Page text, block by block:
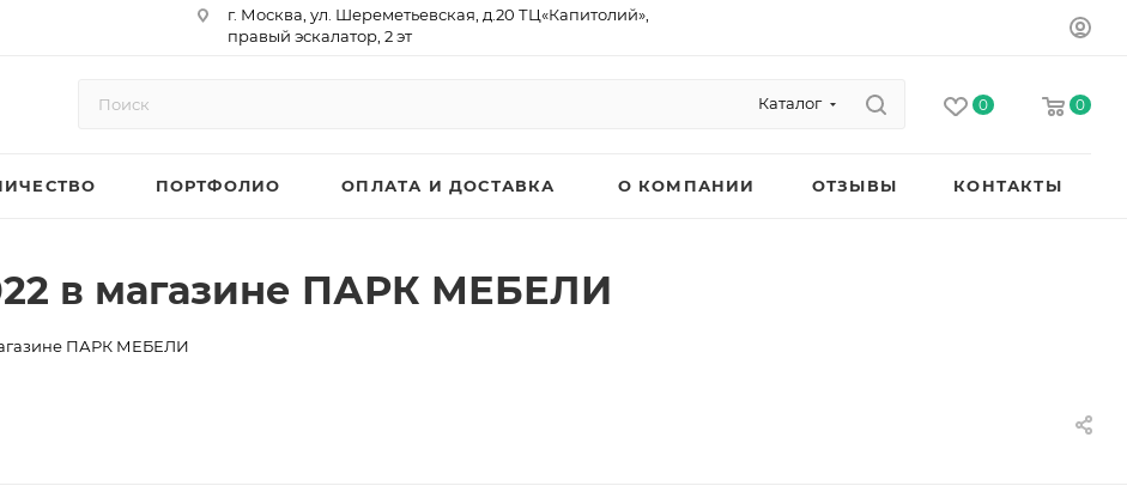
г. Москва, ул. Шереметьевская, д.20 ТЦ«Капитолий»,
правый эскалатор, 2 эт
р/сч 40702810410000761715
Каталог 0 0
ПОРТФОЛИО ОПЛАТА И ДОСТАВКА О КОМПАНИИ ОТЗЫВЫ КОНТАКТЫ
в магазине ПАРК МЕБЕЛИ
ПАРК МЕБЕЛИ